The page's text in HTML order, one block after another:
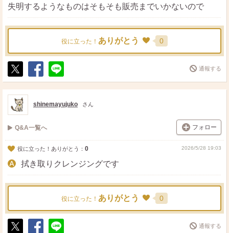
失明するようなものはそもそも販売までいかないので
役に立った！ ありがとう 0
ポ
ス
ト
シ
ェ
送
る
通報する
shinemayujuko さん
Q&A一覧へ フォロー
役に立った！ありがとう： 0 2026/5/28 19:03
拭き取りクレンジングです
役に立った！ ありがとう 0
通報する